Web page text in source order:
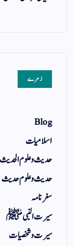
زمرے
Blog
اسلامیات
حدیث و علوم الحدیث
حدیث و علوم حدیث
سفر نامہ
سیرت النبی ﷺ
سیرت و شخصیات